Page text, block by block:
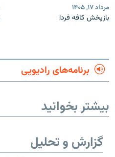
مرداد ۱۷, ۱۴۰۵
بازپخش کافه فردا
برنامه‌های رادیویی
بیشتر بخوانید
گزارش و تحلیل